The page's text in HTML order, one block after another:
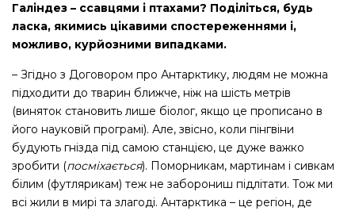
Галіндез – ссавцями і птахами? Поділіться, будь
ласка, якимись цікавими спостереженнями і,
можливо, курйозними випадками.
– Згідно з Договором про Антарктику, людям не можна
підходити до тварин ближче, ніж на шість метрів
(виняток становить лише біолог, якщо це прописано в
його науковій програмі). Але, звісно, коли пінгвіни
будують гнізда під самою станцією, це дуже важко
зробити (посміхається). Поморникам, мартинам і сивкам
білим (футлярикам) теж не заборониш підлітати. Тож ми
всі жили в мирі та злагоді. Антарктика – це регіон, де